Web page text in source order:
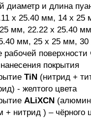
диаметр и длина
x 25.40 мм, 14 x 25
мм, 22.22 x 25.40
мм, 25 x 25 мм,
рабочей поверхности
покрытия
TiN (нитрид +
- желтого цвета
ALiXCN
+ нитрид ) – чёрного